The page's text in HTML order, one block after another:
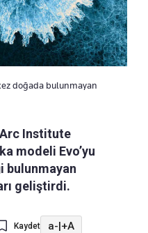
doğada bulunmayan
Institute
modeli Evo’yu
bulunmayan
geliştirdi.
Kaydet a-|+A